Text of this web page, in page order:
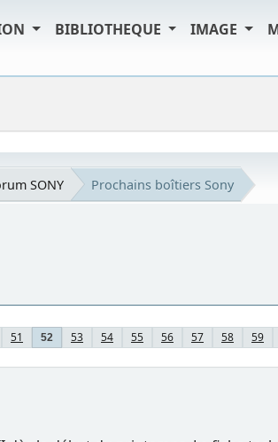
BIBLIOTHEQUE IMAGE
SONY Prochains boîtiers Sony
51 52 53 54 55 56 57 58 59